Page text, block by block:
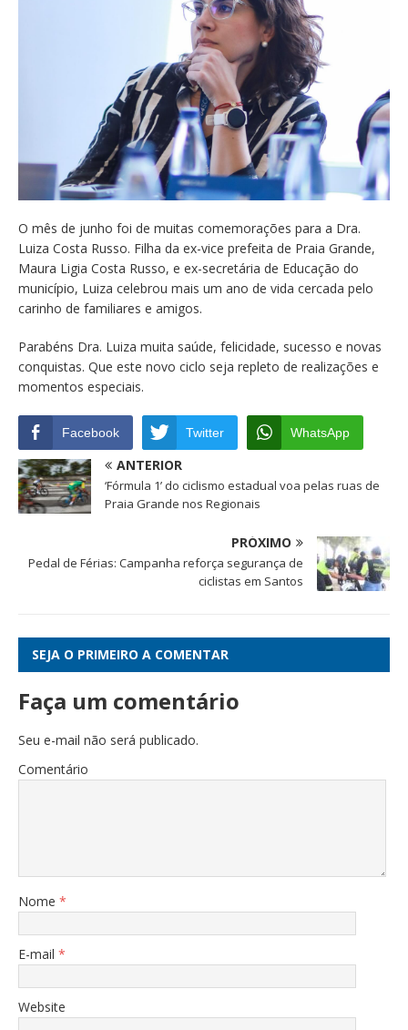
O mês de junho foi de muitas comemorações para a Dra.
Luiza Costa Russo. Filha da ex-vice prefeita de Praia Grande,
Maura Ligia Costa Russo, e ex-secretária de Educação do
município, Luiza celebrou mais um ano de vida cercada pelo
carinho de familiares e amigos.
Parabéns Dra. Luiza muita saúde, felicidade, sucesso e novas
conquistas. Que este novo ciclo seja repleto de realizações e
momentos especiais.
Facebook Twitter WhatsApp
ANTERIOR
‘Fórmula 1’ do ciclismo estadual voa pelas ruas de
Praia Grande nos Regionais
PRÓXIMO
Pedal de Férias: Campanha reforça segurança de
ciclistas em Santos
SEJA O PRIMEIRO A COMENTAR
Faça um comentário
Seu e-mail não será publicado.
Comentário
Nome *
E-mail *
Website